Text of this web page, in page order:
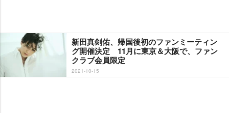
新田真剣佑、帰国後初のファンミーティン
グ開催決定 11月に東京＆大阪で、ファン
クラブ会員限定
2021-10-15